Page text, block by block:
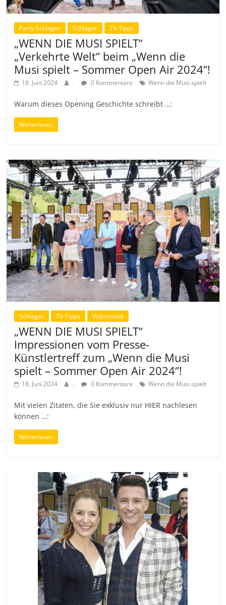
Party-Schlager Schlager TV-Tipps
„WENN DIE MUSI SPIELT“
„Verkehrte Welt“ beim „Wenn die
Musi spielt – Sommer Open Air 2024“!
18. Juni 2024 . 0 Kommentare Wenn die Musi spielt
Warum dieses Opening Geschichte schreibt …:
Weiterlesen
Schlager TV-Tipps Volksmusik
„WENN DIE MUSI SPIELT“
Impressionen vom Presse-
Künstlertreff zum „Wenn die Musi
spielt – Sommer Open Air 2024“!
18. Juni 2024 . 0 Kommentare Wenn die Musi spielt
Mit vielen Zitaten, die Sie exklusiv nur HIER nachlesen
können …:
Weiterlesen